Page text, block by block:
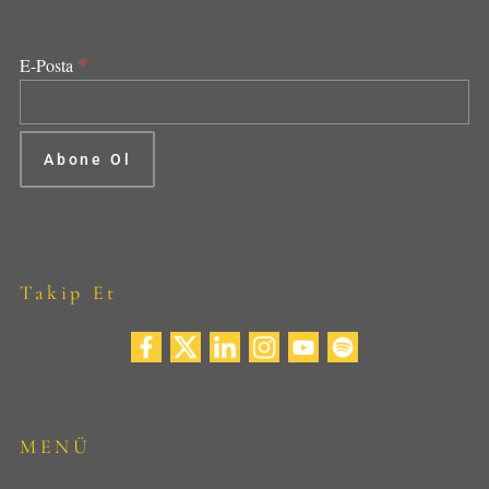
E-Posta *
Takip Et
MENÜ